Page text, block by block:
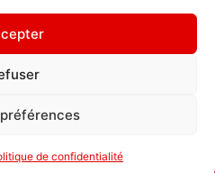
de confidentialité
mur vaut
qu'une
sur un
"
de
6, Rue des
ZA La Croix de